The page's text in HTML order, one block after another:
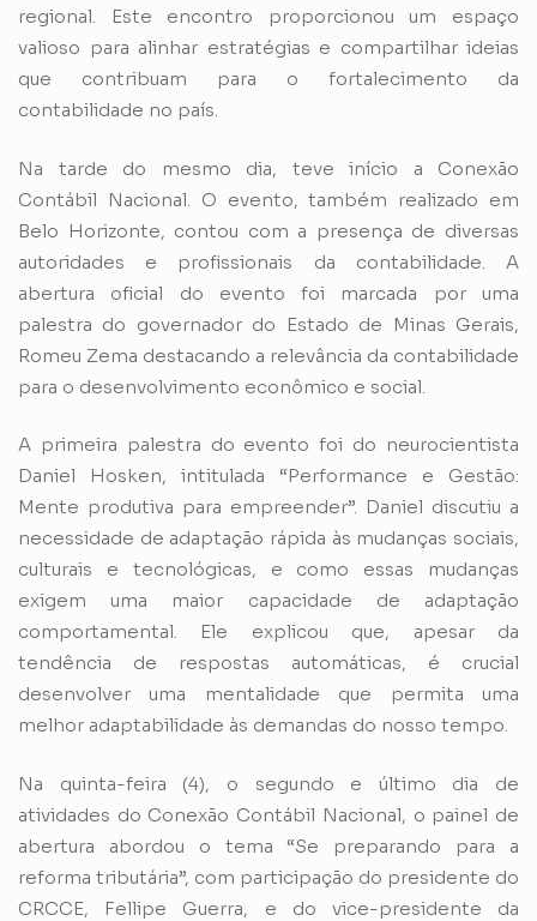
regional. Este encontro proporcionou um espaço
valioso para alinhar estratégias e compartilhar ideias
que contribuam para o fortalecimento da
contabilidade no país.
Na tarde do mesmo dia, teve início a Conexão
Contábil Nacional. O evento, também realizado em
Belo Horizonte, contou com a presença de diversas
autoridades e profissionais da contabilidade. A
abertura oficial do evento foi marcada por uma
palestra do governador do Estado de Minas Gerais,
Romeu Zema destacando a relevância da contabilidade
para o desenvolvimento econômico e social.
A primeira palestra do evento foi do neurocientista
Daniel Hosken, intitulada “Performance e Gestão:
Mente produtiva para empreender”. Daniel discutiu a
necessidade de adaptação rápida às mudanças sociais,
culturais e tecnológicas, e como essas mudanças
exigem uma maior capacidade de adaptação
comportamental. Ele explicou que, apesar da
tendência de respostas automáticas, é crucial
desenvolver uma mentalidade que permita uma
melhor adaptabilidade às demandas do nosso tempo.
Na quinta-feira (4), o segundo e último dia de
atividades do Conexão Contábil Nacional, o painel de
abertura abordou o tema “Se preparando para a
reforma tributária”, com participação do presidente do
CRCCE, Fellipe Guerra, e do vice-presidente da